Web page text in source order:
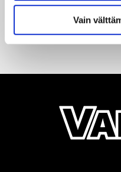
Vain
14.05.2026
Tuore Sveitsin mestari
kahden vuoden